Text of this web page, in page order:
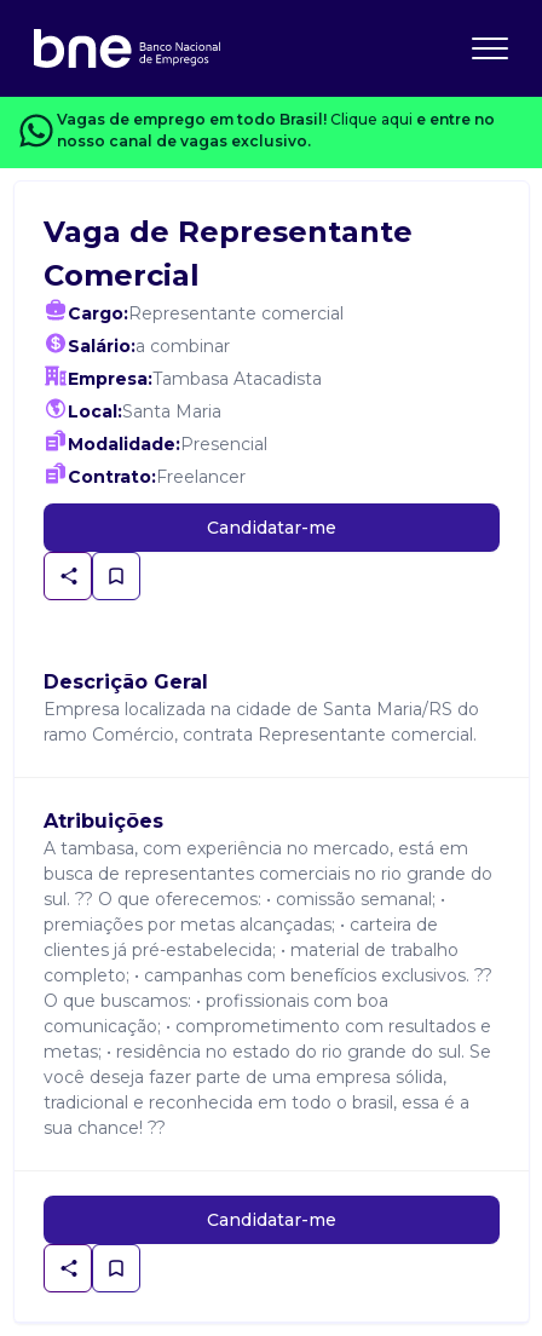
Vagas de emprego em todo Brasil! Clique aqui e entre no
nosso canal de vagas exclusivo.
Vaga de Representante
Comercial
Cargo:Representante comercial
Salário:a combinar
Empresa:Tambasa Atacadista
Local:Santa Maria
Modalidade:Presencial
Contrato:Freelancer
Candidatar-me
Descrição Geral
Empresa localizada na cidade de Santa Maria/RS do
ramo Comércio, contrata Representante comercial.
Atribuições
A tambasa, com experiência no mercado, está em
busca de representantes comerciais no rio grande do
sul. ?? O que oferecemos: • comissão semanal; •
premiações por metas alcançadas; • carteira de
clientes já pré-estabelecida; • material de trabalho
completo; • campanhas com benefícios exclusivos. ??
O que buscamos: • profissionais com boa
comunicação; • comprometimento com resultados e
metas; • residência no estado do rio grande do sul. Se
você deseja fazer parte de uma empresa sólida,
tradicional e reconhecida em todo o brasil, essa é a
sua chance! ??
Candidatar-me